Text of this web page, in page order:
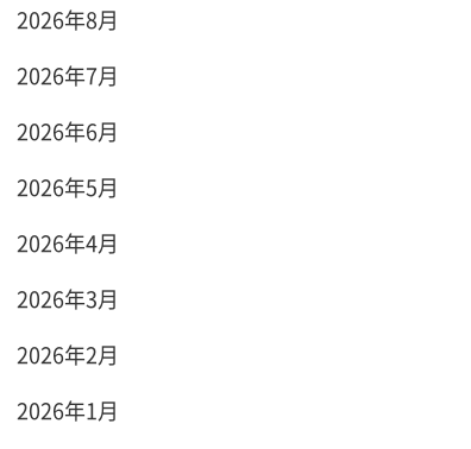
2026年8月
2026年7月
2026年6月
2026年5月
2026年4月
2026年3月
2026年2月
2026年1月